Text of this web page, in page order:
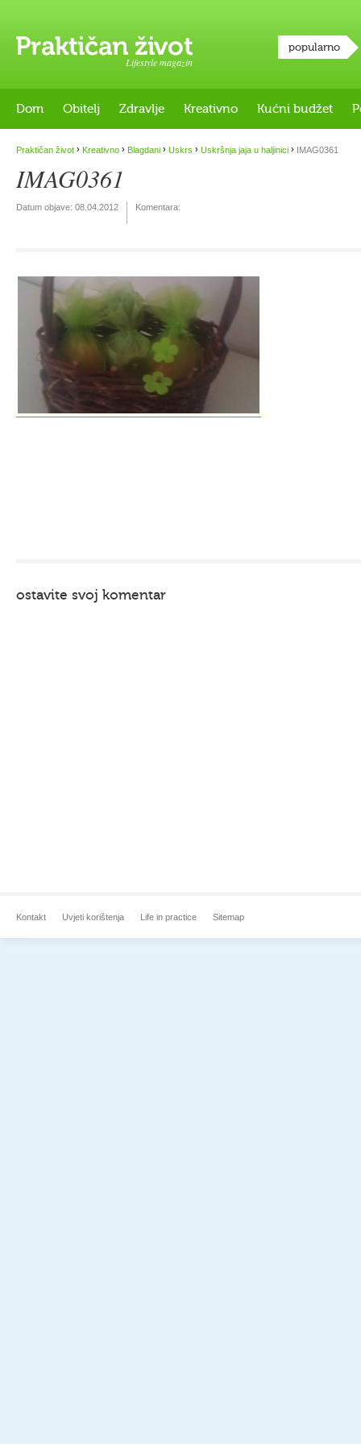
Lifestyle magazin
popularno
Dom Obitelj Zdravlje Kreativno Kućni budžet
Praktičan život › Kreativno › Blagdani › Uskrs › Uskršnja jaja u haljinici › IMAG0361
IMAG0361
Datum objave: 08.04.2012 Komentara:
ostavite svoj komentar
Kontakt Uvjeti korištenja Life in practice Sitemap